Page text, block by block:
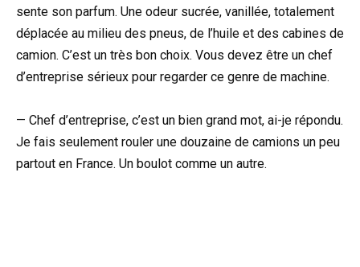
sente son parfum. Une odeur sucrée, vanillée, totalement
déplacée au milieu des pneus, de l’huile et des cabines de
camion. C’est un très bon choix. Vous devez être un chef
d’entreprise sérieux pour regarder ce genre de machine.
— Chef d’entreprise, c’est un bien grand mot, ai-je répondu.
Je fais seulement rouler une douzaine de camions un peu
partout en France. Un boulot comme un autre.